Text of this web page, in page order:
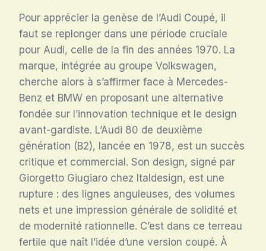
Pour apprécier la genèse de l’Audi Coupé, il
faut se replonger dans une période cruciale
pour Audi, celle de la fin des années 1970. La
marque, intégrée au groupe Volkswagen,
cherche alors à s’affirmer face à Mercedes-
Benz et BMW en proposant une alternative
fondée sur l’innovation technique et le design
avant-gardiste. L’Audi 80 de deuxième
génération (B2), lancée en 1978, est un succès
critique et commercial. Son design, signé par
Giorgetto Giugiaro chez Italdesign, est une
rupture : des lignes anguleuses, des volumes
nets et une impression générale de solidité et
de modernité rationnelle. C’est dans ce terreau
fertile que naît l’idée d’une version coupé. À